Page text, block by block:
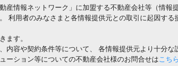
産情報ネットワーク」に加盟する不動産会社等（情
利用者のみなさまと各情報提供元との取引に起因す
ます。
容や契約条件等について、 各情報提供元より十分な
ーション等についての不動産会社様のお問合せはこちら